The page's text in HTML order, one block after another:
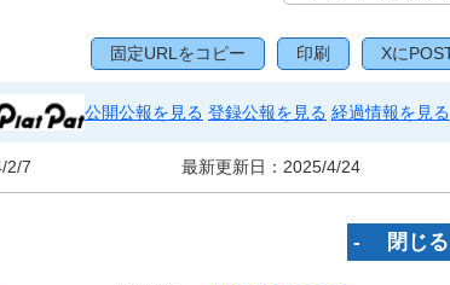
固定URLをコピー 印刷 Xに
公開公報を見る 登録公報を見る 経過情報を見る
2/7 最新更新日： 2025/4/24
‐ 閉じる